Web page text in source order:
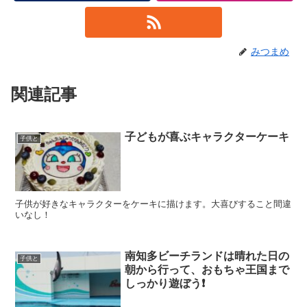
みつまめ
関連記事
子供と 子どもが喜ぶキャラクターケーキ
子供が好きなキャラクターをケーキに描けます。大喜びすること間違
いなし！
子供と
南知多ビーチランドは晴れた日の
朝から行って、おもちゃ王国まで
しっかり遊ぼう❗️